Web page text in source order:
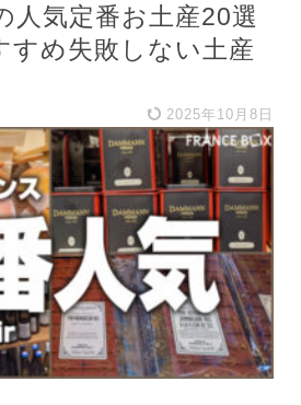
人気定番お土産20選
すめ失敗しない土産
2025年10月8日